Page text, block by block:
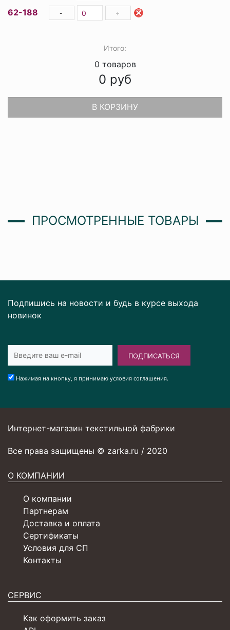
62-188 - +
Итого:
0 товаров
0 руб
В КОРЗИНУ
ПРОСМОТРЕННЫЕ ТОВАРЫ
Подпишись на новости и будь в курсе выхода
новинок
ПОДПИСАТЬСЯ
Нажимая на кнопку, я принимаю условия соглашения.
Интернет-магазин текстильной фабрики
Все права защищены © zarka.ru / 2020
О КОМПАНИИ
О компании
Партнерам
Доставка и оплата
Сертификаты
Условия для СП
Контакты
СЕРВИС
Как оформить заказ